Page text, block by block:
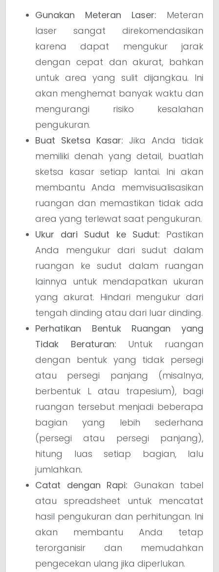
Gunakan Meteran Laser: Meteran
laser sangat direkomendasikan
karena dapat mengukur jarak
dengan cepat dan akurat, bahkan
untuk area yang sulit dijangkau. Ini
akan menghemat banyak waktu dan
mengurangi risiko kesalahan
pengukuran.
Buat Sketsa Kasar: Jika Anda tidak
memiliki denah yang detail, buatlah
sketsa kasar setiap lantai. Ini akan
membantu Anda memvisualisasikan
ruangan dan memastikan tidak ada
area yang terlewat saat pengukuran.
Ukur dari Sudut ke Sudut: Pastikan
Anda mengukur dari sudut dalam
ruangan ke sudut dalam ruangan
lainnya untuk mendapatkan ukuran
yang akurat. Hindari mengukur dari
tengah dinding atau dari luar dinding.
Perhatikan Bentuk Ruangan yang
Tidak Beraturan: Untuk ruangan
dengan bentuk yang tidak persegi
atau persegi panjang (misalnya,
berbentuk L atau trapesium), bagi
ruangan tersebut menjadi beberapa
bagian yang lebih sederhana
(persegi atau persegi panjang),
hitung luas setiap bagian, lalu
jumlahkan.
Catat dengan Rapi: Gunakan tabel
atau spreadsheet untuk mencatat
hasil pengukuran dan perhitungan. Ini
akan membantu Anda tetap
terorganisir dan memudahkan
pengecekan ulang jika diperlukan.